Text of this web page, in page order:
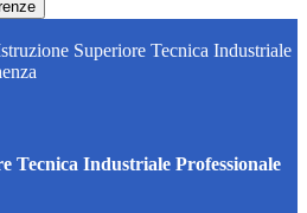
Superiore Tecnica Industriale
Tecnica Industriale Professionale